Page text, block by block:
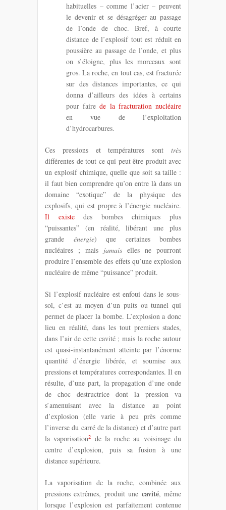
habituelles – comme l’acier – peuvent
le devenir et se désagréger au passage
de l’onde de choc. Bref, à courte
distance de l’explosif tout est réduit en
poussière au passage de l’onde, et plus
on s’éloigne, plus les morceaux sont
gros. La roche, en tout cas, est fracturée
sur des distances importantes, ce qui
donna d’ailleurs des idées à certains
pour fairede la fracturation nucléaire
en vue de l’exploitation
d’hydrocarbures.
Ces pressions et températures sont très
différentes de tout ce qui peut être produit avec
un explosif chimique, quelle que soit sa taille :
il faut bien comprendre qu’on entre là dans un
domaine “exotique” de la physique des
explosifs, qui est propre à l’énergie nucléaire.
Il existedes bombes chimiques plus
“puissantes” (en réalité, libérant une plus
grande énergie) que certaines bombes
nucléaires ; mais jamais elles ne pourront
produire l’ensemble des effets qu’une explosion
nucléaire de même “puissance” produit.
Si l’explosif nucléaire est enfoui dans le sous-
sol, c’est au moyen d’un puits ou tunnel qui
permet de placer la bombe. L’explosion a donc
lieu en réalité, dans les tout premiers stades,
dans l’air de cette cavité ; mais la roche autour
est quasi-instantanément atteinte par l’énorme
quantité d’énergie libérée, et soumise aux
pressions et températures correspondantes. Il en
résulte, d’une part, la propagation d’une onde
de choc destructrice dont la pression va
s’amenuisant avec la distance au point
d’explosion (elle varie à peu près comme
l’inverse du carré de la distance) et d’autre part
la vaporisation2 de la roche au voisinage du
centre d’explosion, puis sa fusion à une
distance supérieure.
La vaporisation de la roche, combinée aux
pressions extrêmes, produit une cavité, même
lorsque l’explosion est parfaitement contenue